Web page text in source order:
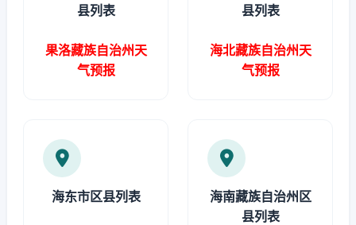
县列表
果洛藏族自治州天
气预报
县列表
海北藏族自治州天
气预报
海东市区县列表
海南藏族自治州区
县列表